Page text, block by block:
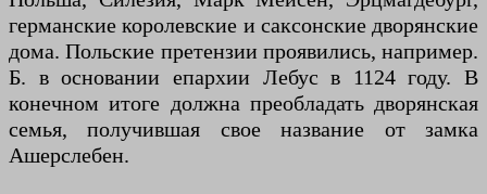
германские королевские и саксонские дворянские
дома. Польские претензии проявились, например.
Б. в основании епархии Лебус в 1124 году. В
конечном итоге должна преобладать дворянская
семья, получившая свое название от замка
Ашерслебен.